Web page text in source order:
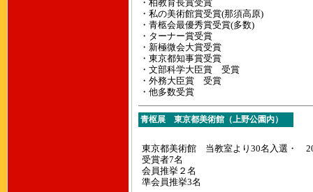
・柏教育長賞受賞
・私の美術館賞受賞(那須高原)
・青柩会最優秀賞受賞(多数)
・ターナー賞受賞
・新極微会大賞受賞
・東京都知事賞受賞
・文部科学大臣賞 受賞
・外務大臣賞 受賞
・他多数受賞
青枢展 東京都美術館（上野公園内）
東京都美術館 当教室より30名入選・
受賞者7名
会員推挙２名
準会員推挙3名